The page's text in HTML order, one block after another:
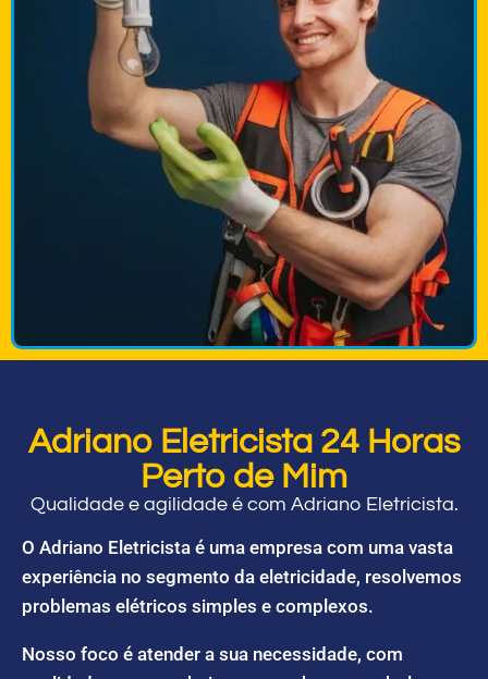
Adriano Eletricista 24 Horas
Perto de Mim
Qualidade e agilidade é com Adriano Eletricista.
O Adriano Eletricista é uma empresa com uma vasta
experiência no segmento da eletricidade, resolvemos
problemas elétricos simples e complexos.
Nosso foco é atender a sua necessidade, com